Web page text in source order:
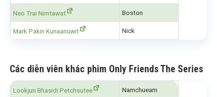
Neo Trai Nimtawat Boston
Mark Pakin Kunaanuwit Nick
Các diễn viên khác phim Only Friends The Series
Lookjun Bhasidi Petchsutee Namchueam